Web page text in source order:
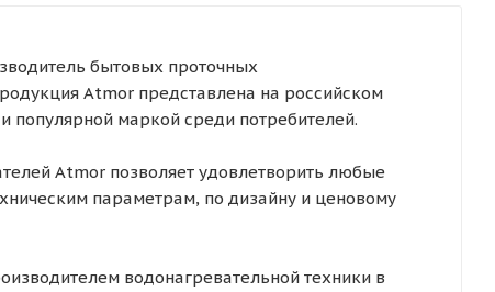
бытовых проточных
Atmor представлена на российском
популярной маркой среди потребителей.
Atmor позволяет удовлетворить любые
параметрам, по дизайну и ценовому
водонагревательной техники в